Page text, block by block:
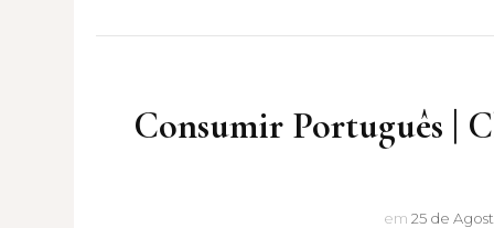
Consumir Português |
em 25 de